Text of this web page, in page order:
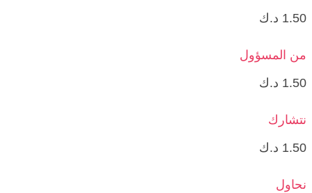
1.50 د.ك
من المسؤول
1.50 د.ك
نتشارك
1.50 د.ك
نحاول